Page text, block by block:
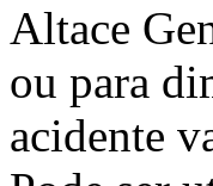
Altace
ou para
acidente